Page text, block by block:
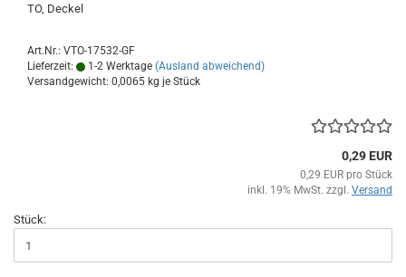
TO, Deckel
Art.Nr.: VTO-17532-GF
Lieferzeit:
1-2 Werktage (Ausland abweichend)
Versandgewicht: 0,0065 kg je Stück
0,29 EUR
0,29 EUR pro Stück
inkl. 19% MwSt. zzgl. Versand
Stück: